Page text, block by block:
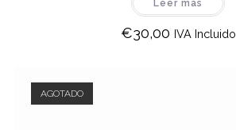
Leer más
€30,00 IVA Incluido
AGOTADO